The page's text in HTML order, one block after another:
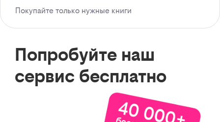
Покупайте только нужные книги
Попробуйте наш
сервис бесплатно